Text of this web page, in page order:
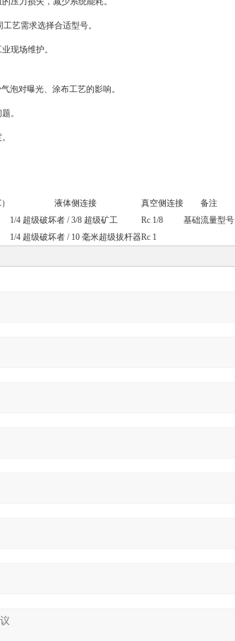
艺需求选择合适型号。
现场维护。
泡对曝光、涂布工艺的影响。
。
液体侧连接 真空侧连接
备注
1/4 超级破坏者 / 3/8 超级矿工 Rc 1/8
基础流量型号
1/4 超级破坏者 / 10 毫米超级拔杆器Rc 1